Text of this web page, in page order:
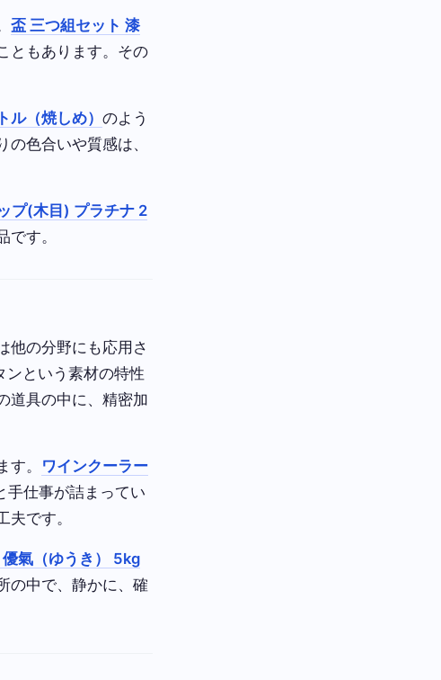
盃 三つ組セット 漆
ともあります。その
ル（焼しめ）のよう
色合いや質感は、
プ(木目) プラチナ 2
す。
他の分野にも応用さ
ンという素材の特性
道具の中に、精密加
。 ワインクーラー
手仕事が詰まってい
です。
氣（ゆうき） 5kg
の中で、静かに、確